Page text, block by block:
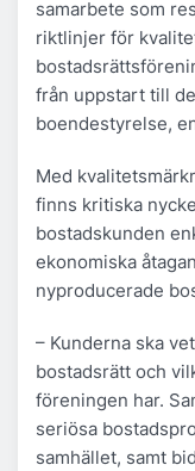
samarbete som
riktlinjer för
från uppstart till
boendestyrelse,
Med
finns kritiska
bostadskunden
ekonomiska
nyproducerade
– Kunderna ska
bostadsrätt och
föreningen har.
seriösa
samhället, samt